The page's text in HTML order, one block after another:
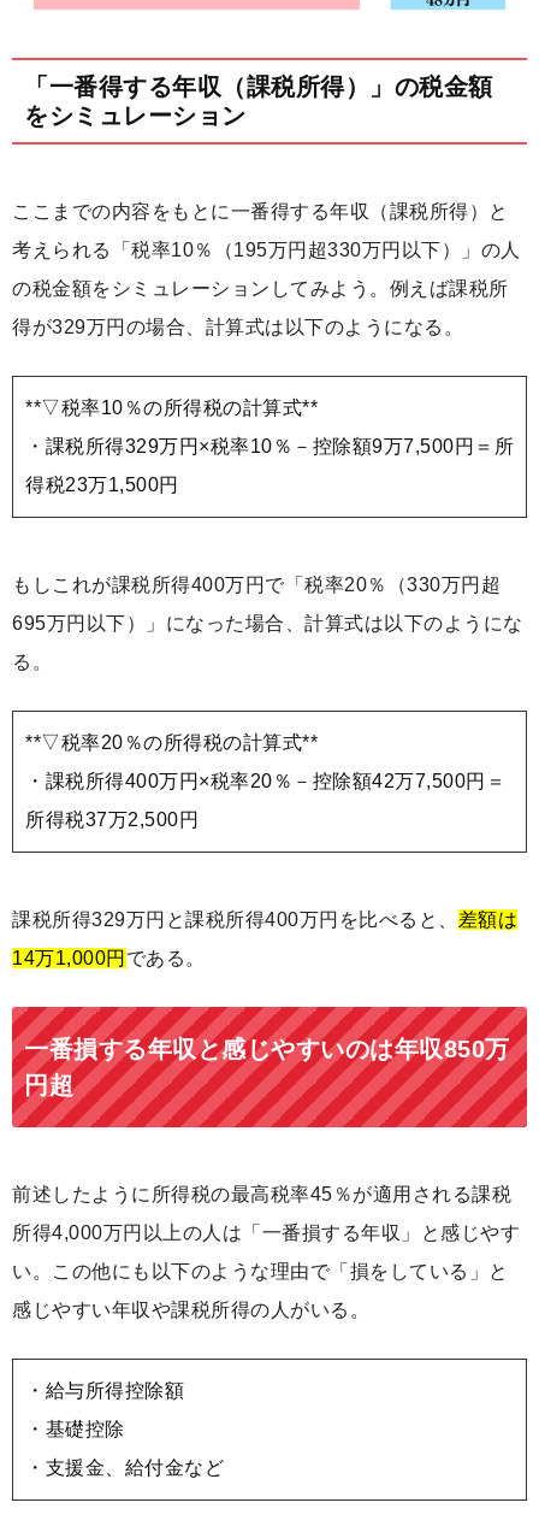
「一番得する年収（課税所得）」の税金額
をシミュレーション
ここまでの内容をもとに一番得する年収（課税所得）と
考えられる「税率10％（195万円超330万円以下）」の人
の税金額をシミュレーションしてみよう。例えば課税所
得が329万円の場合、計算式は以下のようになる。
**▽税率10％の所得税の計算式**
・課税所得329万円×税率10％－控除額9万7,500円＝所
得税23万1,500円
もしこれが課税所得400万円で「税率20％（330万円超
695万円以下）」になった場合、計算式は以下のようにな
る。
**▽税率20％の所得税の計算式**
・課税所得400万円×税率20％－控除額42万7,500円＝
所得税37万2,500円
課税所得329万円と課税所得400万円を比べると、 差額は
14万1,000円 である。
一番損する年収と感じやすいのは年収850万
円超
前述したように所得税の最高税率45％が適用される課税
所得4,000万円以上の人は「一番損する年収」と感じやす
い。この他にも以下のような理由で「損をしている」と
感じやすい年収や課税所得の人がいる。
・給与所得控除額
・基礎控除
・支援金、給付金など